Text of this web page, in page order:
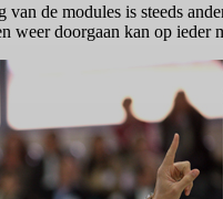
de modules is steeds
weer doorgaan kan op